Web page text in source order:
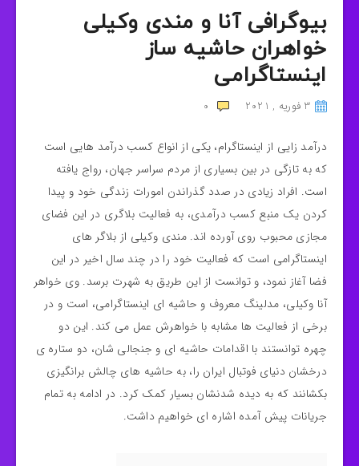
بیوگرافی آنا و مندی وکیلی
خواهران حاشیه ساز
اینستاگرامی
3 فوریه , 2021 0
درآمد زایی از اینستاگرام، یکی از انواع کسب درآمد هایی است
که به تازگی در بین بسیاری از مردم سراسر جهان، رواج یافته
است. افراد زیادی در صدد گذراندن امورات زندگی خود و پیدا
کردن یک منبع کسب درآمدی، به فعالیت بلاگری در این فضای
مجازی محبوب روی آورده اند. مندی وکیلی از بلاگر های
اینستاگرامی است که فعالیت خود را در چند سال اخیر در این
فضا آغاز نمود، و توانست از این طریق به شهرت برسد. وی خواهر
آنا وکیلی، مدلینگ معروف و حاشیه ای اینستاگرامی، است و در
برخی از فعالیت ها مشابه با خواهرش عمل می کند. این دو
چهره توانستند با اقدامات حاشیه ای و جنجالی شان، دو ستاره ی
درخشان دنیای فوتبال ایران را، به حاشیه های چالش برانگیزی
بکشانند که به دیده شدنشان بسیار کمک کرد. در ادامه به تمام
جریانات پیش آمده اشاره ای خواهیم داشت.